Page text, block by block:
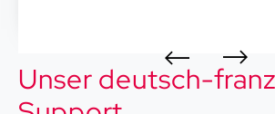
Unser deutsch-